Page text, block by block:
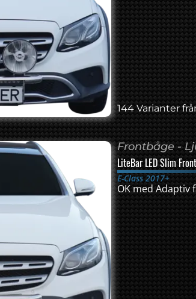
144 Varianter
Frontbåge -
LiteBar LED Slim
E-Class 2017+
OK med